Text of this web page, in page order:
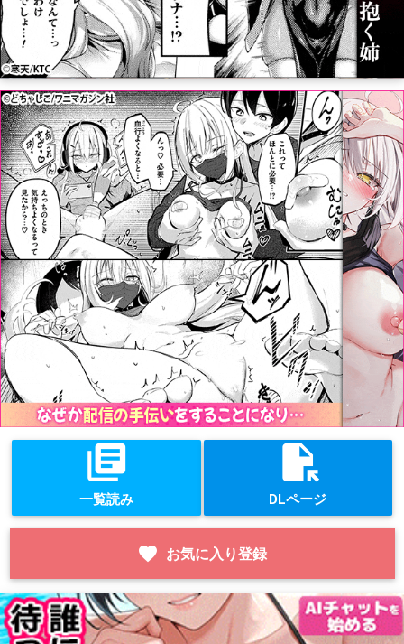
library_books
一覧読み
file_open
DLページ
favorite お気に入り登録